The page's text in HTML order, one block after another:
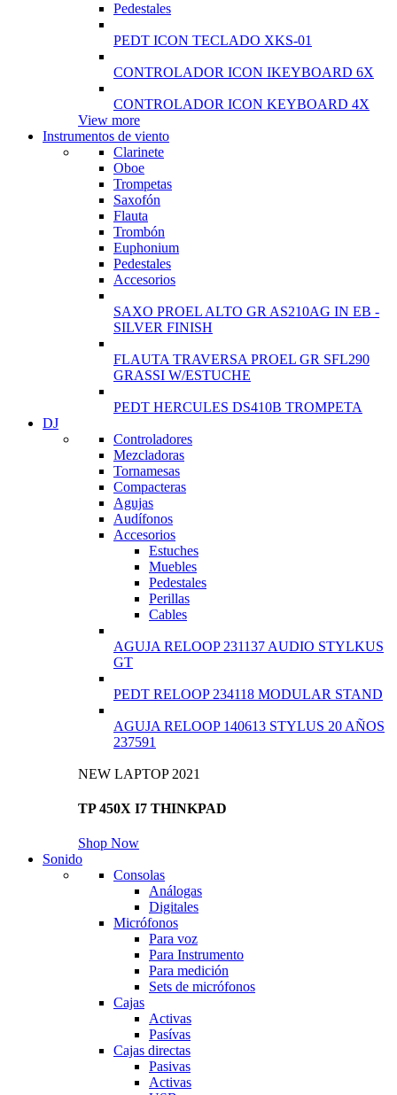
Pedestales
PEDT ICON TECLADO XKS-01
CONTROLADOR ICON IKEYBOARD 6X
CONTROLADOR ICON KEYBOARD 4X
View more
Instrumentos de viento
Clarinete
Oboe
Trompetas
Saxofón
Flauta
Trombón
Euphonium
Pedestales
Accesorios
SAXO PROEL ALTO GR AS210AG IN EB -
SILVER FINISH
FLAUTA TRAVERSA PROEL GR SFL290
GRASSI W/ESTUCHE
PEDT HERCULES DS410B TROMPETA
DJ
Controladores
Mezcladoras
Tornamesas
Compacteras
Agujas
Audífonos
Accesorios
Estuches
Muebles
Pedestales
Perillas
Cables
AGUJA RELOOP 231137 AUDIO STYLKUS
GT
PEDT RELOOP 234118 MODULAR STAND
AGUJA RELOOP 140613 STYLUS 20 AÑOS
237591
NEW LAPTOP 2021
TP 450X I7 THINKPAD
Shop Now
Sonido
Consolas
Análogas
Digitales
Micrófonos
Para voz
Para Instrumento
Para medición
Sets de micrófonos
Cajas
Activas
Pasívas
Cajas directas
Pasivas
Activas